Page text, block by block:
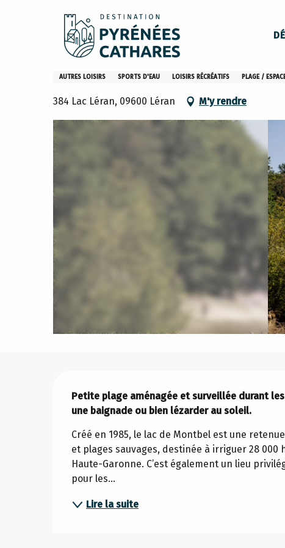
Accueil Que faire Activités sportives & loisirs
Léran Plage - Rives de Léran
AUTRES LOISIRS SPORTS D'EAU LOISIRS RÉCRÉATIFS PLAGE /
384 Lac Léran, 09600 Léran M'y rendre
Petite plage aménagée et surveillée durant
une baignade ou bien lézarder au soleil.
Créé en 1985, le lac de Montbel est une
et plages sauvages, destinée à irriguer 28 000
Haute-Garonne. C’est également un lieu
pour les...
Lire la suite